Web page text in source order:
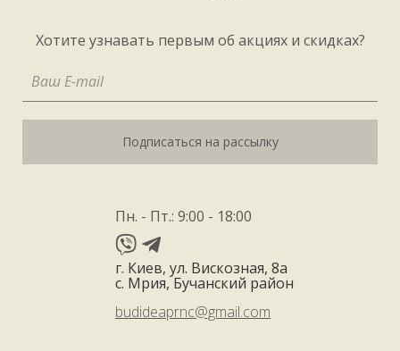
Хотите узнавать первым об акциях и скидках?
Подписаться на рассылку
Пн. - Пт.: 9:00 - 18:00
г. Киев, ул. Вискозная, 8а
с. Мрия, Бучанский район
budideaprnc@gmail.com